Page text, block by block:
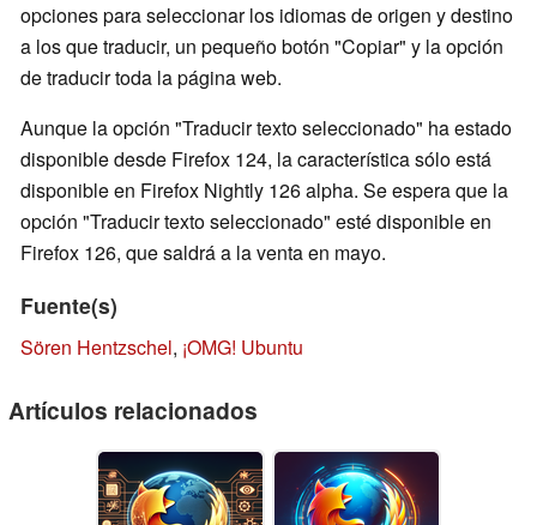
opciones para seleccionar los idiomas de origen y destino
a los que traducir, un pequeño botón "Copiar" y la opción
de traducir toda la página web.
Aunque la opción "Traducir texto seleccionado" ha estado
disponible desde Firefox 124, la característica sólo está
disponible en Firefox Nightly 126 alpha. Se espera que la
opción "Traducir texto seleccionado" esté disponible en
Firefox 126, que saldrá a la venta en mayo.
Fuente(s)
Sören Hentzschel, ¡OMG! Ubuntu
Artículos relacionados